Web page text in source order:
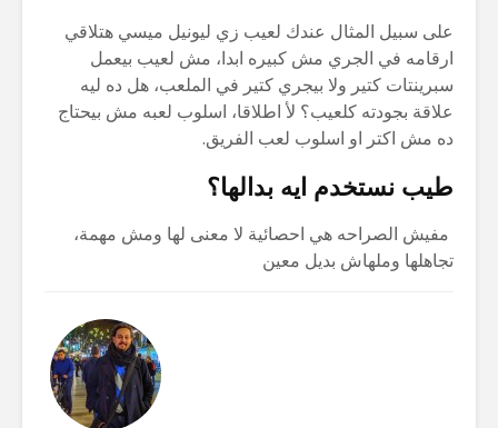
على سبيل المثال عندك لعيب زي ليونيل ميسي هتلاقي
ارقامه في الجري مش كبيره ابدا، مش لعيب بيعمل
سبرينتات كتير ولا بيجري كتير في الملعب، هل ده ليه
علاقة بجودته كلعيب؟ لأ اطلاقا، اسلوب لعبه مش بيحتاج
ده مش اكتر او اسلوب لعب الفريق.
طيب نستخدم ايه بدالها؟
مفيش الصراحه هي احصائية لا معنى لها ومش مهمة،
تجاهلها وملهاش بديل معين